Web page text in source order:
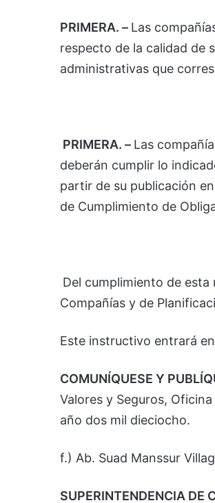
PRIMERA. – Las
respecto de la calidad de
administrativas que
PRIMERA. – Las
deberán cumplir lo
partir de su publicación
de Cumplimiento de
Del cumplimiento de
Compañías y de
Este instructivo entrará
COMUNÍQUESE Y
Valores y Seguros,
año dos mil dieciocho.
f.) Ab. Suad Manssur
SUPERINTENDENCIA DE